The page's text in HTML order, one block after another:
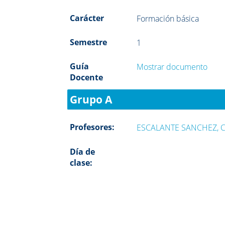
Carácter Formación básica
Semestre 1
Guía
Docente
Mostrar documento
Grupo A
Profesores: ESCALANTE SANCHEZ,
Día de
clase: